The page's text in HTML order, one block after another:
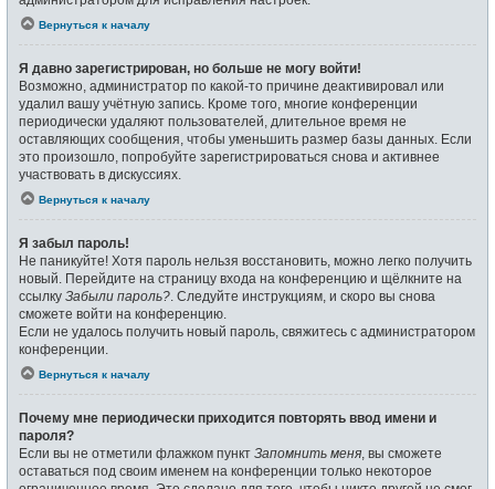
Вернуться к началу
Я давно зарегистрирован, но больше не могу войти!
Возможно, администратор по какой-то причине деактивировал или
удалил вашу учётную запись. Кроме того, многие конференции
периодически удаляют пользователей, длительное время не
оставляющих сообщения, чтобы уменьшить размер базы данных. Если
это произошло, попробуйте зарегистрироваться снова и активнее
участвовать в дискуссиях.
Вернуться к началу
Я забыл пароль!
Не паникуйте! Хотя пароль нельзя восстановить, можно легко получить
новый. Перейдите на страницу входа на конференцию и щёлкните на
ссылку Забыли пароль? . Следуйте инструкциям, и скоро вы снова
сможете войти на конференцию.
Если не удалось получить новый пароль, свяжитесь с администратором
конференции.
Вернуться к началу
Почему мне периодически приходится повторять ввод имени и
пароля?
Если вы не отметили флажком пункт Запомнить меня , вы сможете
оставаться под своим именем на конференции только некоторое